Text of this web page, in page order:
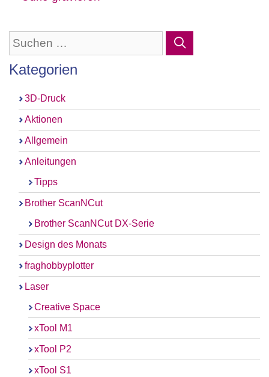
Suchen
Kategorien
3D-Druck
Aktionen
Allgemein
Anleitungen
Tipps
Brother ScanNCut
Brother ScanNCut DX-Serie
Design des Monats
fraghobbyplotter
Laser
Creative Space
xTool M1
xTool P2
xTool S1